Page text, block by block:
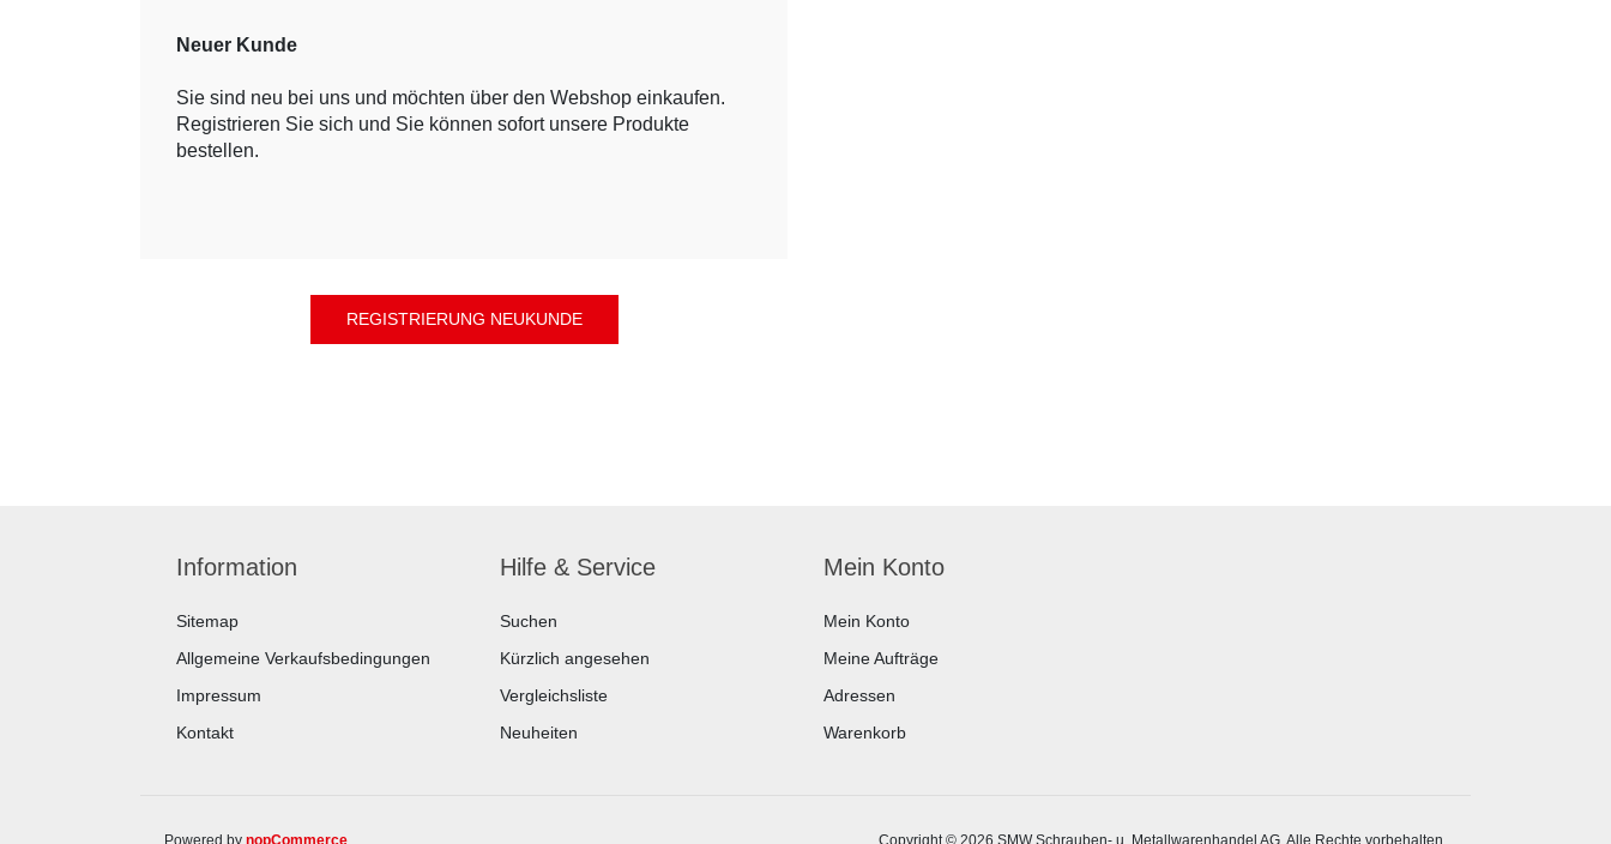
Neuer Kunde
Sie sind neu bei uns und möchten über den Webshop einkaufen.
Registrieren Sie sich und Sie können sofort unsere Produkte
bestellen.
Information
Sitemap
Allgemeine Verkaufsbedingungen
Impressum
Kontakt
Hilfe & Service
Suchen
Kürzlich angesehen
Vergleichsliste
Neuheiten
Mein Konto
Mein Konto
Meine Aufträge
Adressen
Warenkorb
Powered by nopCommerce Copyright © 2026 SMW Schrauben- u. Metallwarenhandel AG. Alle Rechte vorbehalten.